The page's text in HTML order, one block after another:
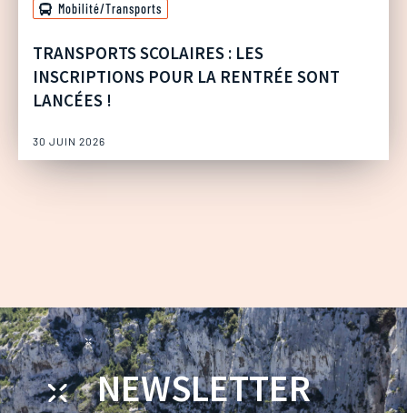
Mobilité/Transports
TRANSPORTS SCOLAIRES : LES
INSCRIPTIONS POUR LA RENTRÉE SONT
LANCÉES !
30 JUIN 2026
NEWSLETTER